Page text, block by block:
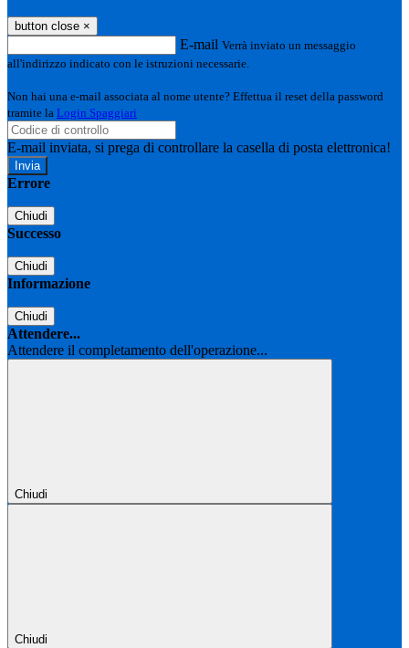
button close ×
E-mail Verrà inviato un messaggio
all'indirizzo indicato con le istruzioni necessarie.
Non hai una e-mail associata al nome utente? Effettua il reset della password
tramite la Login Spaggiari
E-mail inviata, si prega di controllare la casella di posta elettronica!
Errore
Chiudi
Successo
Chiudi
Informazione
Chiudi
Attendere...
Attendere il completamento dell'operazione...
Chiudi
Chiudi